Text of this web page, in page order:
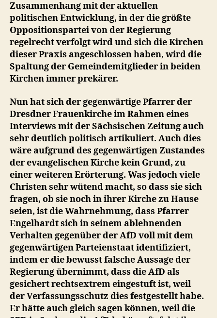
Zusammenhang mit der aktuellen
politischen Entwicklung, in der die größte
Oppositionspartei von der Regierung
regelrecht verfolgt wird und sich die Kirchen
dieser Praxis angeschlossen haben, wird die
Spaltung der Gemeindemitglieder in beiden
Kirchen immer prekärer.
Nun hat sich der gegenwärtige Pfarrer der
Dresdner Frauenkirche im Rahmen eines
Interviews mit der Sächsischen Zeitung auch
sehr deutlich politisch artikuliert. Auch dies
wäre aufgrund des gegenwärtigen Zustandes
der evangelischen Kirche kein Grund, zu
einer weiteren Erörterung. Was jedoch viele
Christen sehr wütend macht, so dass sie sich
fragen, ob sie noch in ihrer Kirche zu Hause
seien, ist die Wahrnehmung, dass Pfarrer
Engelhardt sich in seinem ablehnenden
Verhalten gegenüber der AfD voll mit dem
gegenwärtigen Parteienstaat identifiziert,
indem er die bewusst falsche Aussage der
Regierung übernimmt, dass die AfD als
gesichert rechtsextrem eingestuft ist, weil
der Verfassungsschutz dies festgestellt habe.
Er hätte auch gleich sagen können, weil die